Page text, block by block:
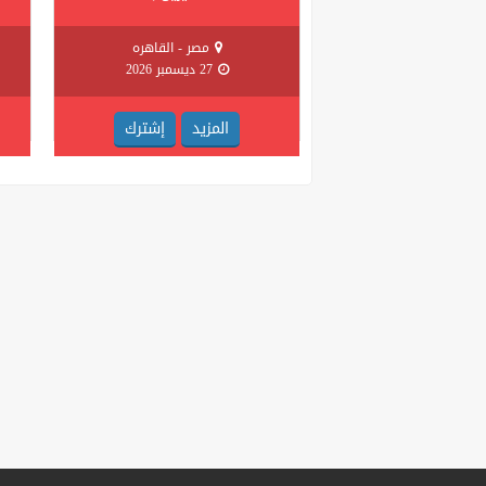
مصر - القاهره
27 ديسمبر 2026
المزيد إشترك